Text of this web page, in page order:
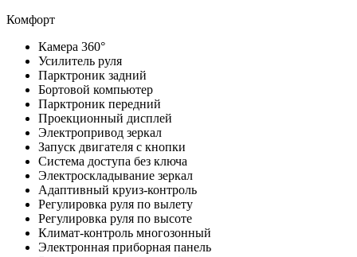
Комфорт
Камера 360°
Усилитель руля
Парктроник задний
Бортовой компьютер
Парктроник передний
Проекционный дисплей
Электропривод зеркал
Запуск двигателя с кнопки
Система доступа без ключа
Электроскладывание зеркал
Адаптивный круиз-контроль
Регулировка руля по вылету
Регулировка руля по высоте
Климат-контроль многозонный
Электронная приборная панель